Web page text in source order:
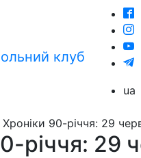
клуб
ua
Хроніки 90-річчя: 29
річчя: 29